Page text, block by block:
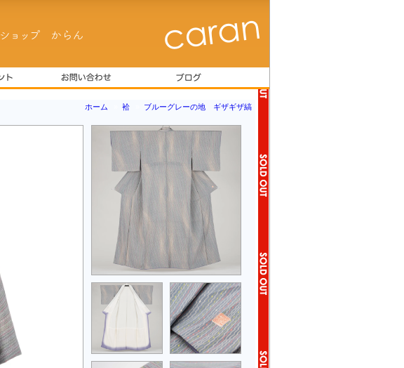
ホーム 袷 ブルーグレーの地 ギザギザ縞